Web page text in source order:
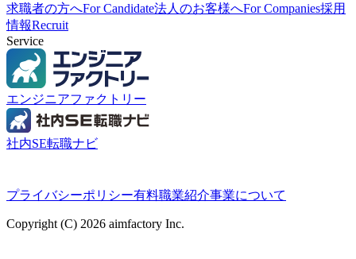
求職者の方へFor Candidate法人のお客様へFor Companies採用
情報Recruit
Service
エンジニアファクトリー
社内SE転職ナビ
プライバシーポリシー有料職業紹介事業について
Copyright (C) 2026 aimfactory Inc.